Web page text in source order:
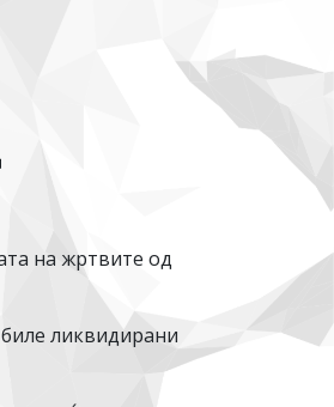
на жртвите од
ликвидирани